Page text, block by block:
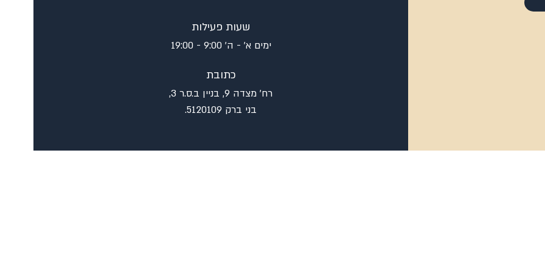
שעות פעילות
ימים א' - ה' 9:00 - 19:00
כתובת
רח' מצדה 9, בניין ב.ס.ר 3,
בני ברק 5120109.